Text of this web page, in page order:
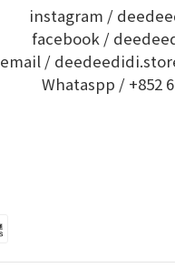
instagram /
facebook /
email /
Whataspp / +852